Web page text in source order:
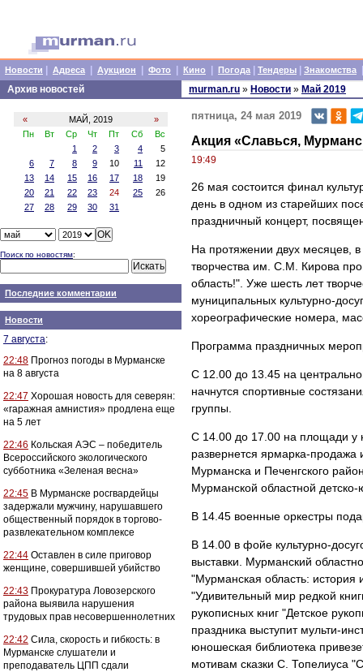
Новости Адреса Аукцион Фото Кино Погода Тендеры Знакомства
Архив новостей
« МАЙ, 2019
»
Пн
Вт Ср Чт Пт Сб
Вс
1
2 3 4
5
6
7 8 9 10 11
12
13
14 15 16 17 18
19
20
21 22 23 24 25
26
27
28 29 30 31
Поиск по новостям:
Последние комментарии
Новости
7 августа:
22:48 Прогноз погоды в Мурманске
на 8 августа
22:47 Хорошая новость для северян:
«гаражная амнистия» продлена еще
на 5 лет
22:46 Кольская АЭС – победитель
Всероссийского экологического
субботника «Зеленая весна»
22:45 В Мурманске росгвардейцы
задержали мужчину, нарушавшего
общественный порядок в торгово-
развлекательном комплексе
22:44 Оставлен в силе приговор
женщине, совершившей убийство
22:43 Прокуратура Ловозерского
района выявила нарушения
трудовых прав несовершеннолетних
22:42 Сила, скорость и гибкость: в
Мурманске слушатели и
преподаватель ЦПП сдали
murman.ru » Новости » Май 2019
пятница, 24 мая 2019
Акция «Славься,
19:49
26 мая состоится финал
день в одном из старейших
праздничный концерт,
На протяжении двух месяцев,
творчества им. С.М. Кирова
область!". Уже шесть лет
муниципальных культурно-
хореографические номера,
Программа праздничных
С 12.00 до 13.45 на
начнутся спортивные
группы.
С 14.00 до 17.00 на площади у
развернется ярмарка-продажа
Мурманска и Печенгского
Мурманской областной
В 14.45 военные оркестры
В 14.00 в фойе культурно-
выставки. Мурманский
"Мурманская область: история
"Удивительный мир редкой
рукописных книг "Детское
праздника выступит мульти-
юношеская библиотека
мотивам сказки С. Топелиуса